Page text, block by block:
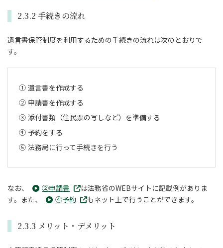
2.3.2 手続きの流れ
遺言書保管制度を利用するための手続きの流れは次のとおりで
す。
遺言書を作成する
申請書を作成する
添付書類（住民票の写しなど）を準備する
予約をする
法務局に行って手続きを行う
なお、 ②申請書
は法務省のWEBサイトに記載例がありま
す。また、
④予約 もネット上で行うことができます。
2.3.3 メリット・デメリット